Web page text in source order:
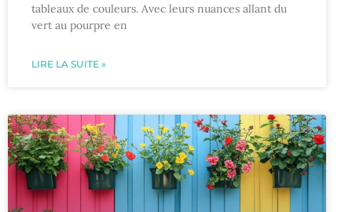
tableaux de couleurs. Avec leurs nuances allant du
vert au pourpre en
LIRE LA SUITE »